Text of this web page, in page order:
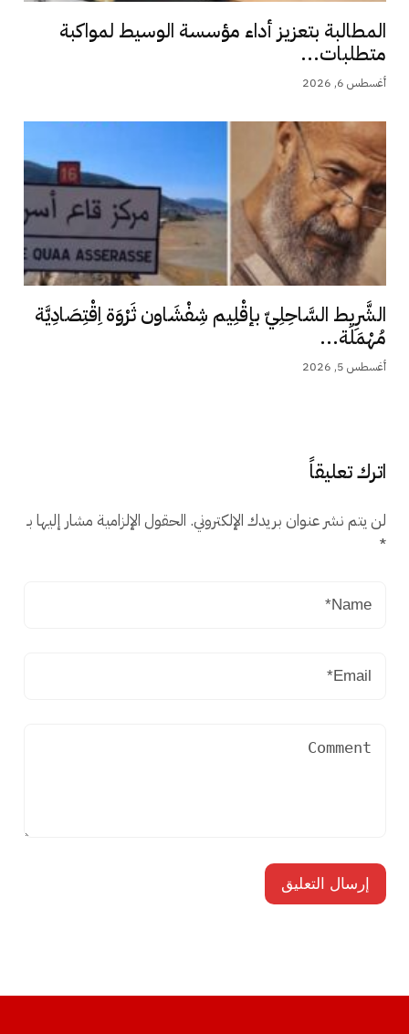
المطالبة بتعزيز أداء مؤسسة الوسيط لمواكبة
متطلبات...
أغسطس 6, 2026
الشَّرِيط السَّاحِلِيّ بإقْلِيم شِفْشَاون ثَرْوَة اِقْتِصَادِيَّة
مُهْمَلَة...
أغسطس 5, 2026
اترك تعليقاً
لن يتم نشر عنوان بريدك الإلكتروني. الحقول الإلزامية مشار إليها بـ
*